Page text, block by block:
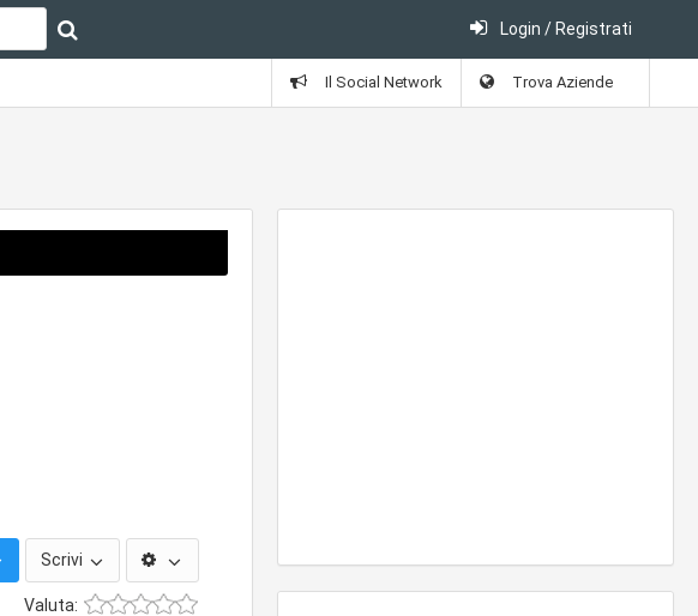
Login / Registrati
Il Social Network Trova Aziende
Scrivi
Valuta: